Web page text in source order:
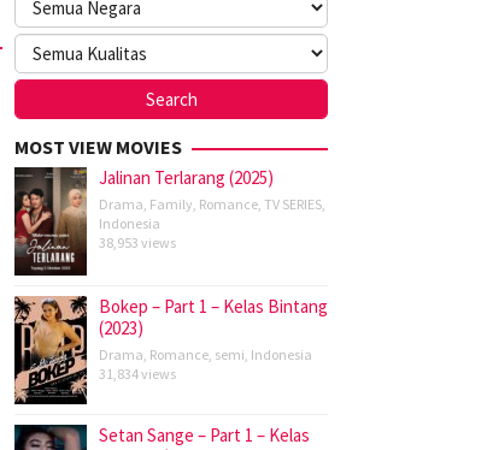
MOST VIEW MOVIES
Jalinan Terlarang (2025)
Drama, Family, Romance, TV SERIES,
Indonesia
38,953 views
Bokep – Part 1 – Kelas Bintang
(2023)
Drama, Romance, semi, Indonesia
31,834 views
Setan Sange – Part 1 – Kelas